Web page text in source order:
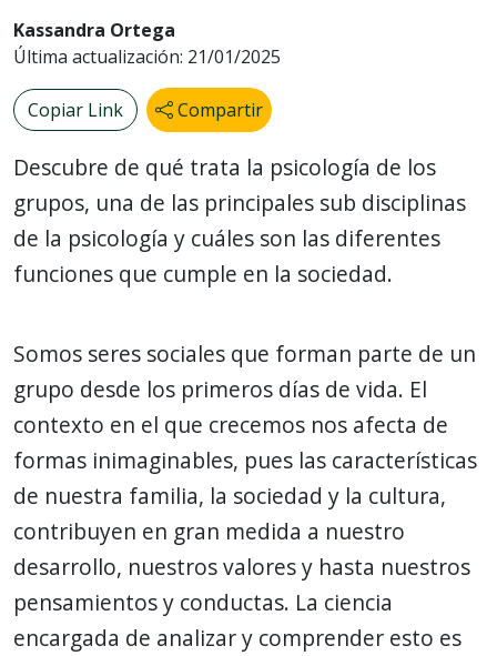
Kassandra Ortega
Última actualización: 21/01/2025
Copiar Link Compartir
Descubre de qué trata la psicología de los
grupos, una de las principales sub disciplinas
de la psicología y cuáles son las diferentes
funciones que cumple en la sociedad.
Somos seres sociales que forman parte de un
grupo desde los primeros días de vida. El
contexto en el que crecemos nos afecta de
formas inimaginables, pues las características
de nuestra familia, la sociedad y la cultura,
contribuyen en gran medida a nuestro
desarrollo, nuestros valores y hasta nuestros
pensamientos y conductas. La ciencia
encargada de analizar y comprender esto es